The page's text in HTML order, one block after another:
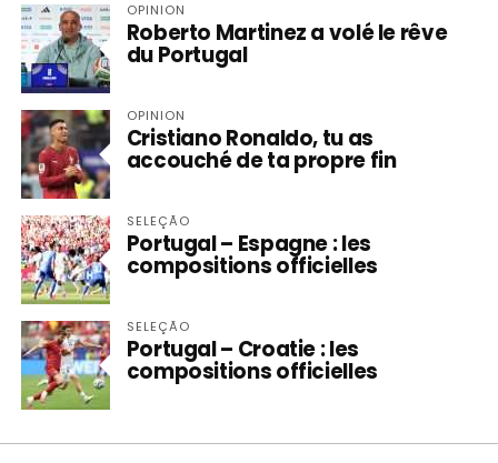
OPINION
Roberto Martinez a volé le rêve
du Portugal
OPINION
Cristiano Ronaldo, tu as
accouché de ta propre fin
SELEÇÃO
Portugal – Espagne : les
compositions officielles
SELEÇÃO
Portugal – Croatie : les
compositions officielles